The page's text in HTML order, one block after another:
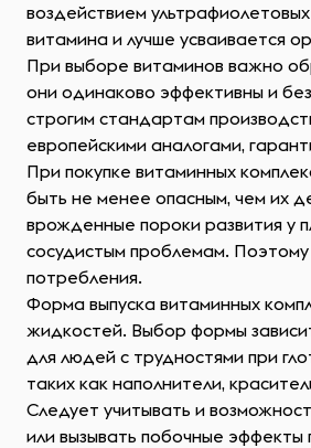
воздействием
витамина и лучше усваивается
При выборе витаминов важно
они одинаково эффективны и
строгим стандартам
европейскими аналогами,
При покупке витаминных
быть не менее опасным, чем их
врожденные пороки развития у
сосудистым проблемам.
потребления.
Форма выпуска витаминных
жидкостей. Выбор формы
для людей с трудностями при
таких как наполнители,
Следует учитывать и
или вызывать побочные